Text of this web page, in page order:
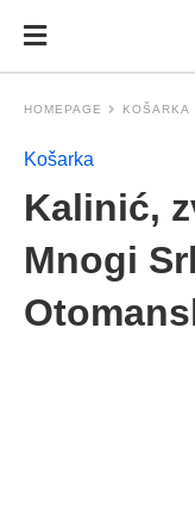
HOMEPAGE KOŠARKA
Košarka
Kalinić,
Mnogi